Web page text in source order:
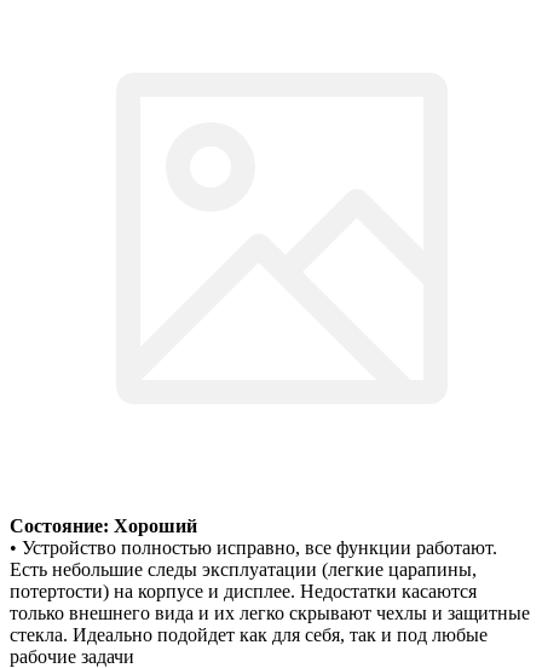
Состояние: Хороший
• Устройство полностью исправно, все функции работают.
Есть небольшие следы эксплуатации (легкие царапины,
потертости) на корпусе и дисплее. Недостатки касаются
только внешнего вида и их легко скрывают чехлы и защитные
стекла. Идеально подойдет как для себя, так и под любые
рабочие задачи